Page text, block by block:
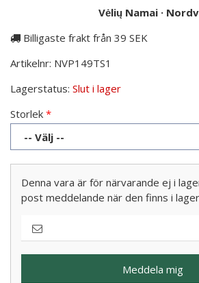
Vėlių Namai ·
Billigaste frakt från 39 SEK
Artikelnr: NVP149TS1
Lagerstatus: Slut i lager
Storlek
Denna vara är för närvarande ej i
post meddelande när den finns i
Meddela mig